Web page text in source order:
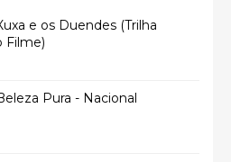
e os Duendes (Trilha
Filme)
Pura - Nacional